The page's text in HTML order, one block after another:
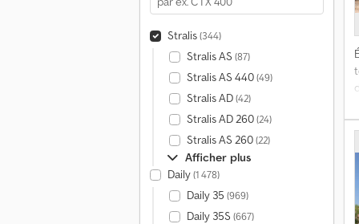
Stralis(344)
Stralis AS (87)
Stralis AS 440(49)
Stralis AD(42)
Stralis AD 260(24)
Stralis AS 260(22)
Afficher plus
Daily(1 478)
Daily 35 (969)
Daily 35S (667)